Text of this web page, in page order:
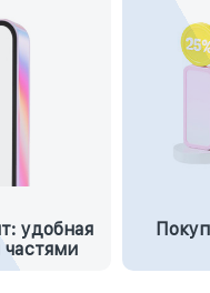
удобная
частями